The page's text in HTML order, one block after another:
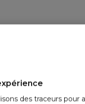
des traceurs